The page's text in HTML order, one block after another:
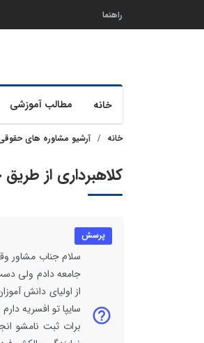
راهنما
خانه مطالب آموزشی
خانه آرشیو مشاوره های
کلاهبرداری از
پرسش
سلام جناب مشاور
جامعه دادم ولی
از اولیای دانش
برات ثبت نامشو